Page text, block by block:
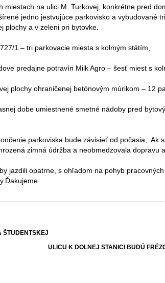
miestach na ulici M. Turkovej, konkrétne pred
jedno jestvujúce parkovisko a vybudované
plochy a v zeleni pri bytovke.
1 – tri parkovacie miesta s kolmým státím,
predajne potravín Milk Agro – šesť miest s
plochy ohraničenej betónovým múrikom – 12
dobe umiestnené smetné nádoby pred
parkoviska bude závisieť od počasia, Ak
zimná údržba a neobmedzovala dopravu
jazdili opatrne, s ohľadom na pohyb
ŠTUDENTSKEJ
ULICU K DOLNEJ STANICI BUDÚ